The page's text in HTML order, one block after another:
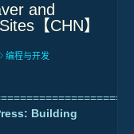
and
【CHN】
编程与开发
Building